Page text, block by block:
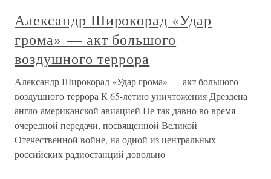
Александр Широкорад «Удар
грома» — акт большого
воздушного террора
Александр Широкорад «Удар грома» — акт большого
воздушного террора К 65-летию уничтожения Дрездена
англо-американской авиацией Не так давно во время
очередной передачи, посвященной Великой
Отечественной войне, на одной из центральных
российских радиостанций довольно